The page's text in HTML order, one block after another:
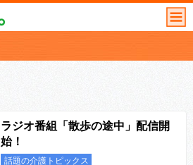
ラジオ番組「散歩の途中」配信開
始！
話題の介護トピックス